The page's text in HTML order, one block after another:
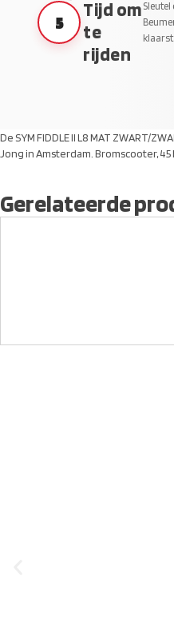
5
Tijd om
te
rijden
De SYM FIDDLE II L8 MAT ZWART/
Jong in Amsterdam. Bromscooter, 45
Gerelateerde